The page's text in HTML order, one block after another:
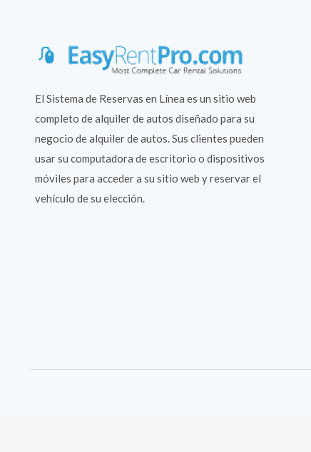
El Sistema de Reservas en Línea es un sitio web
completo de alquiler de autos diseñado para su
negocio de alquiler de autos. Sus clientes pueden
usar su computadora de escritorio o dispositivos
móviles para acceder a su sitio web y reservar el
vehículo de su elección.